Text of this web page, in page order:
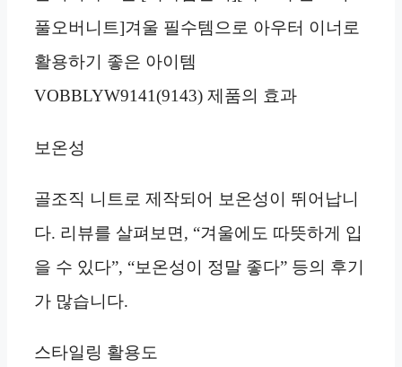
풀오버니트]겨울 필수템으로 아우터 이너로
활용하기 좋은 아이템
VOBBLYW9141(9143) 제품의 효과
보온성
골조직 니트로 제작되어 보온성이 뛰어납니
다. 리뷰를 살펴보면, “겨울에도 따뜻하게 입
을 수 있다”, “보온성이 정말 좋다” 등의 후기
가 많습니다.
스타일링 활용도